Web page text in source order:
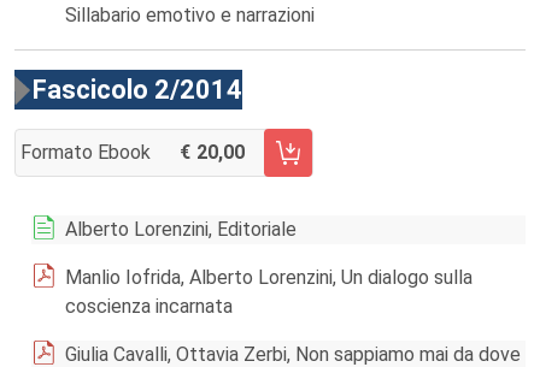
Sillabario emotivo e narrazioni
Fascicolo 2/2014
Formato Ebook 20,00
AGGIUNGI AL CARRELLO FASCICOLO 2/2014
Alberto Lorenzini, Editoriale
Manlio Iofrida, Alberto Lorenzini, Un dialogo sulla
coscienza incarnata
Giulia Cavalli, Ottavia Zerbi, Non sappiamo mai da dove